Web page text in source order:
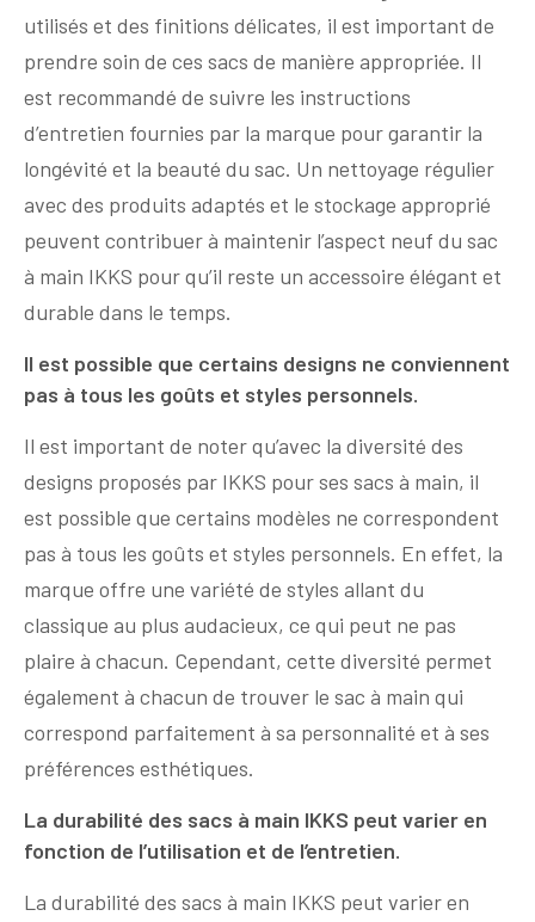
utilisés et des finitions délicates, il est important de
prendre soin de ces sacs de manière appropriée. Il
est recommandé de suivre les instructions
d’entretien fournies par la marque pour garantir la
longévité et la beauté du sac. Un nettoyage régulier
avec des produits adaptés et le stockage approprié
peuvent contribuer à maintenir l’aspect neuf du sac
à main IKKS pour qu’il reste un accessoire élégant et
durable dans le temps.
Il est possible que certains designs ne conviennent
pas à tous les goûts et styles personnels.
Il est important de noter qu’avec la diversité des
designs proposés par IKKS pour ses sacs à main, il
est possible que certains modèles ne correspondent
pas à tous les goûts et styles personnels. En effet, la
marque offre une variété de styles allant du
classique au plus audacieux, ce qui peut ne pas
plaire à chacun. Cependant, cette diversité permet
également à chacun de trouver le sac à main qui
correspond parfaitement à sa personnalité et à ses
préférences esthétiques.
La durabilité des sacs à main IKKS peut varier en
fonction de l’utilisation et de l’entretien.
La durabilité des sacs à main IKKS peut varier en